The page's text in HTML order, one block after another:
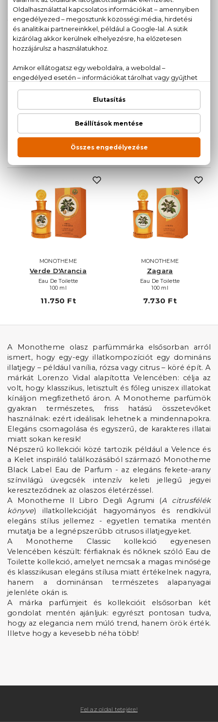
8.740 Ft 7.890 Ft
MONOTHEME
Eau De Toilette
MONOTHEME
Vanilla Blossom
Eau De Toilette
MONOTHEME
Verde D'Arancia
Eau De Toilette
100 ml
11.750 Ft
MONOTHEME
Zagara
Eau De Toilette
100 ml
7.730 Ft
A Monotheme olasz parfümmárka elsősorban arról
ismert, hogy egy-egy illatkompozíciót egy domináns
illatjegy – például vanília, rózsa vagy citrus – köré épít. A
márkát Lorenzo Vidal alapította Velencében: célja az
volt, hogy klasszikus, letisztult és főleg uniszex illatokat
kínáljon megfizethető áron. A Monotheme parfümök
gyakran természetes, friss hatású összetevőket
használnak: ezért ideálisak lehetnek a mindennapokra.
Elegáns csomagolása és egyszerű, de karakteres illatai
miatt sokan keresik!
Népszerű kollekciói közé tartozik például a Velence és
a Kelet inspiráló találkozásából származó Monotheme
Black Label Eau de Parfum - az elegáns fekete-arany
színvilágú üvegcsék intenzív keleti jellegű jegyei
kereszteződnek az olaszos életérzéssel.
A Monotheme Il Libro Degli Agrumi (A citrusfélék
könyve) illatkollekcióját hagyományos és rendkívül
elegáns stílus jellemez - egyetlen tematika mentén
mutatja be a legnépszerűbb citrusos illatjegyeket.
A Monotheme Classic kollekció egyenesen
Velencében készült: férfiaknak és nőknek szóló Eau de
Toilette kollekció, amelyet nemcsak a magas minősége
és klasszikusan elegáns stílusa miatt értékelnek nagyra,
hanem a dominánsan természetes alapanyagai
jelenléte okán is.
A márka parfümjeit és kollekcióit elsősorban két
gondolat mentén ajánljuk: egyrészt pontosan tudva,
hogy az elegancia nem múló trend, hanem örök érték.
Illetve hogy a kevesebb néha több!
Fel az oldal tetejére!